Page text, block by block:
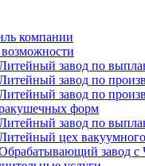
компании
завод по
завод по
завод по
форм
завод по
цех
завод